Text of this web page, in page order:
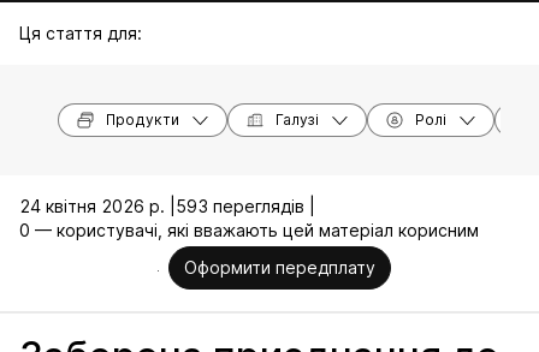
Ця стаття для:
Продукти Галузі Ролі
24 квітня 2026 р. | 593 переглядів |
0 — користувачі, які вважають цей матеріал корисним
Оформити передплату